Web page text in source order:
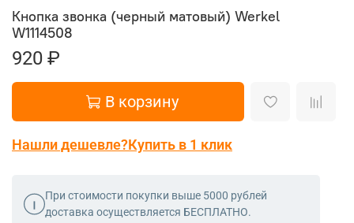
Кнопка звонка (черный матовый) Werkel
W1114508
920 ₽
В корзину
Нашли дешевле?Купить в 1 клик
При стоимости покупки выше 5000 рублей
доставка осуществляется БЕСПЛАТНО.